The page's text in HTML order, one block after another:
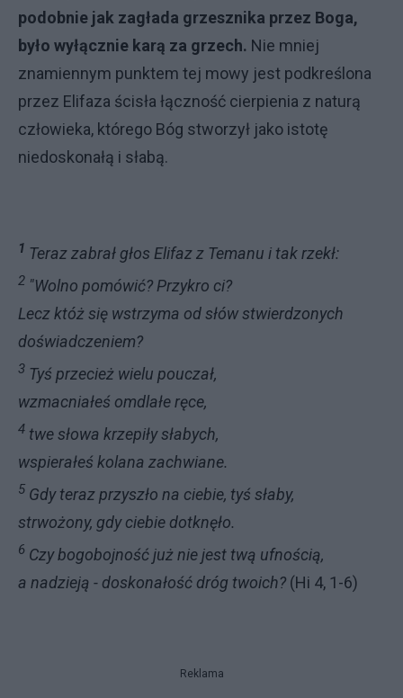
podobnie jak zagłada grzeszni­ka przez Boga,
było wyłącznie karą za grzech. Nie mniej
znamiennym punk­tem tej mowy jest podkreślona
przez Elifaza ścisła łączność cierpienia z na­turą
człowieka, którego Bóg stworzył jako istotę
niedoskonałą i słabą.
1 Teraz zabrał głos Elifaz z Temanu i tak rzekł:
2 "Wolno pomówić? Przykro ci?
Lecz któż się wstrzyma od słów stwierdzonych
doświadczeniem?
3 Tyś przecież wielu pouczał,
wzmacniałeś omdlałe ręce,
4 twe słowa krzepiły słabych,
wspierałeś kolana zachwiane.
5 Gdy teraz przyszło na ciebie, tyś słaby,
strwożony, gdy ciebie dotknęło.
6 Czy bogobojność już nie jest twą ufnością,
a nadzieją - doskonałość dróg twoich? (Hi 4, 1-6)
Reklama